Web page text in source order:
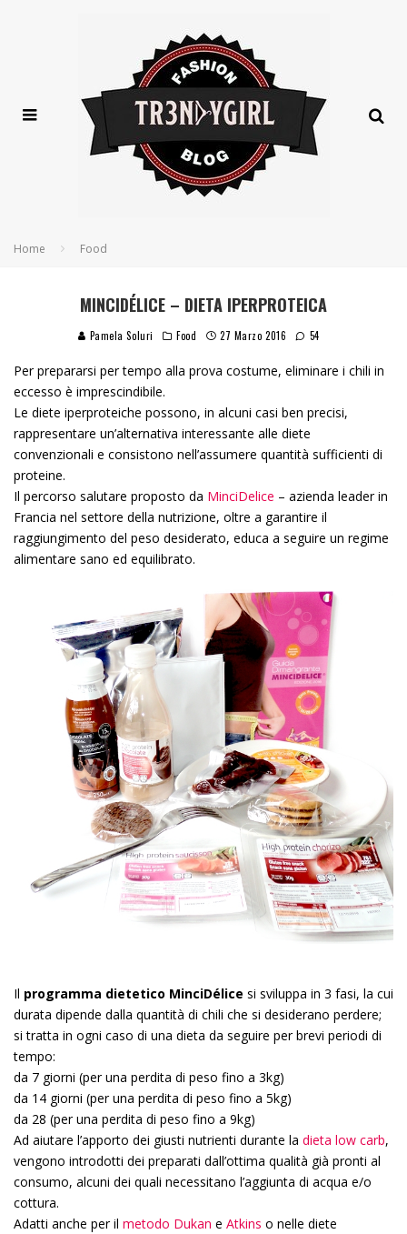
Home Food
MINCIDÉLICE – DIETA IPERPROTEICA
Pamela Soluri Food 27 Marzo 2016 54
Per prepararsi per tempo alla prova costume, eliminare i chili in
eccesso è imprescindibile.
Le diete iperproteiche possono, in alcuni casi ben precisi,
rappresentare un’alternativa interessante alle diete
convenzionali e consistono nell’assumere quantità sufficienti di
proteine.
Il percorso salutare proposto da MinciDelice – azienda leader in
Francia nel settore della nutrizione, oltre a garantire il
raggiungimento del peso desiderato, educa a seguire un regime
alimentare sano ed equilibrato.
Il programma dietetico MinciDélice si sviluppa in 3 fasi, la cui
durata dipende dalla quantità di chili che si desiderano perdere;
si tratta in ogni caso di una dieta da seguire per brevi periodi di
tempo:
da 7 giorni (per una perdita di peso fino a 3kg)
da 14 giorni (per una perdita di peso fino a 5kg)
da 28 (per una perdita di peso fino a 9kg)
Ad aiutare l’apporto dei giusti nutrienti durante la dieta low carb,
vengono introdotti dei preparati dall’ottima qualità già pronti al
consumo, alcuni dei quali necessitano l’aggiunta di acqua e/o
cottura.
Adatti anche per il metodo Dukan e Atkins o nelle diete